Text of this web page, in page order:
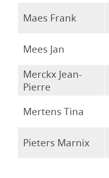
Maes Frank
Mees Jan
Merckx Jean-
Pierre
Mertens Tina
Pieters Marnix